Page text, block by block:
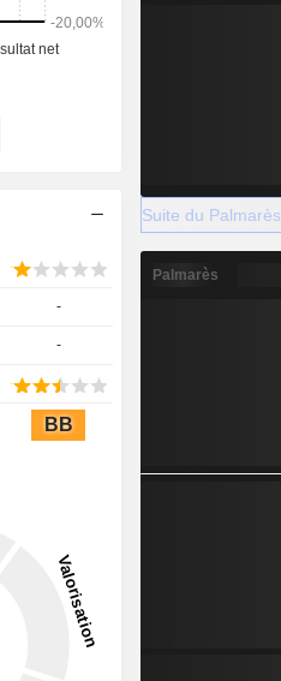
-
-
BB
Suite du Palmarès
Palmarès